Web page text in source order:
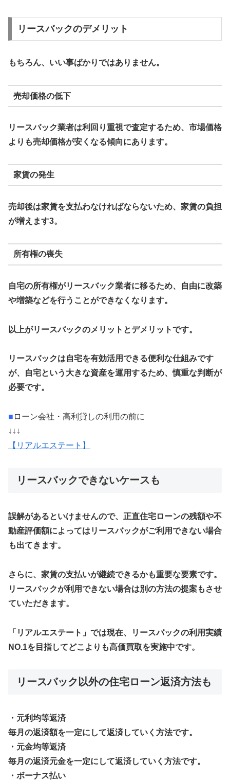
リースバックのデメリット
もちろん、いい事ばかりではありません。
売却価格の低下
リースバック業者は利回り重視で査定するため、市場価格
よりも売却価格が安くなる傾向にあります。
家賃の発生
売却後は家賃を支払わなければならないため、家賃の負担
が増えます3。
所有権の喪失
自宅の所有権がリースバック業者に移るため、自由に改築
や増築などを行うことができなくなります。
以上がリースバックのメリットとデメリットです。
リースバックは自宅を有効活用できる便利な仕組みです
が、自宅という大きな資産を運用するため、慎重な判断が
必要です。
■ ローン会社・高利貸しの利用の前に
↓↓↓
【リアルエステート】
リースバックできないケースも
誤解があるといけませんので、正直住宅ローンの残額や不
動産評価額によってはリースバックがご利用できない場合
も出てきます。
さらに、家賃の支払いが継続できるかも重要な要素です。
リースバックが利用できない場合は別の方法の提案もさせ
ていただきます。
「リアルエステート」では現在、リースバックの利用実績
NO.1を目指してどこよりも高価買取を実施中です。
リースバック以外の住宅ローン返済方法も
・元利均等返済
毎月の返済額を一定にして返済していく方法です。
・元金均等返済
毎月の返済元金を一定にして返済していく方法です。
・ボーナス払い